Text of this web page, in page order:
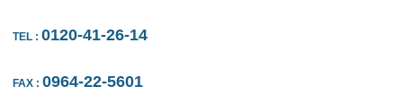
TEL : 0120-41-26-14
FAX : 0964-22-5601